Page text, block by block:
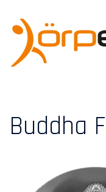
Inhalt
springen
Buddha